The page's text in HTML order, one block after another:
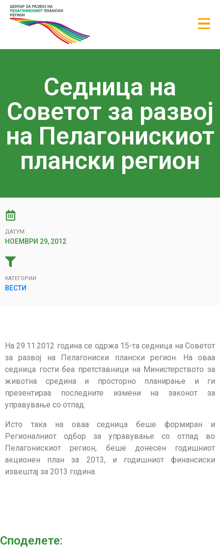
Седница на
Советот за развој
на Пелагонискиот
плански регион
ДАТУМ
НОЕМВРИ 29, 2012
КАТЕГОРИИ
ВЕСТИ
На 29.11.2012 година се одржа 15-та седница на Советот
за развој на Пелагониски плански регион. На оваа
седница гости беа претставници на Министерството за
животна средина и просторно планирање и ги
презентираа последните измени на законот за
управување со отпад.
Исто така на оваа седница беше формиран и
Регионалниот одбор за управување со отпад во
Пелагонискиот регион, беше донесен годишниот
акционен план за 2013, и годишниот финансиски
извештај за 2013 година.
Споделeте: